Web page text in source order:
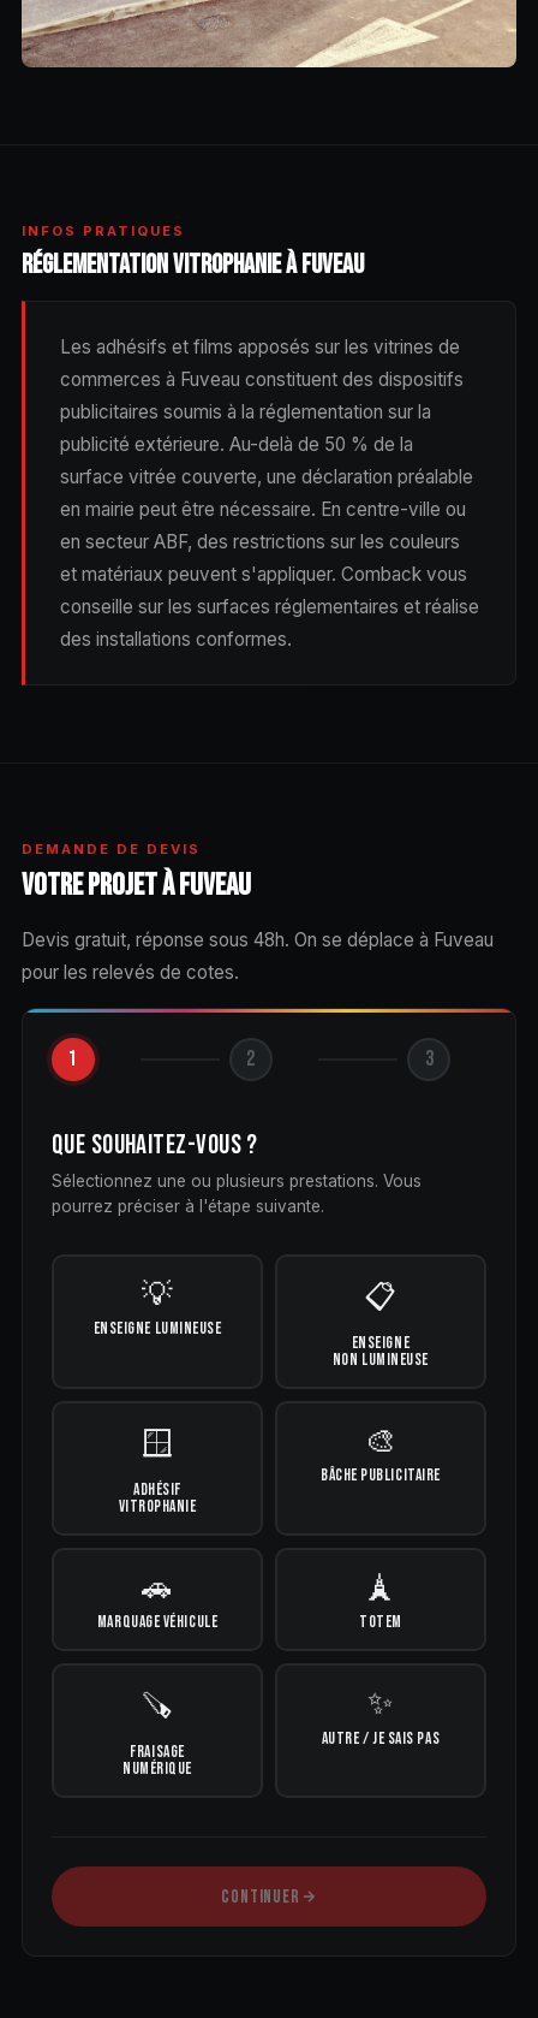
INFOS PRATIQUES
RÉGLEMENTATION VITROPHANIE À FUVEAU
Les adhésifs et films apposés sur les vitrines de
commerces à Fuveau constituent des dispositifs
publicitaires soumis à la réglementation sur la
publicité extérieure. Au-delà de 50 % de la
surface vitrée couverte, une déclaration préalable
en mairie peut être nécessaire. En centre-ville ou
en secteur ABF, des restrictions sur les couleurs
et matériaux peuvent s'appliquer. Comback vous
conseille sur les surfaces réglementaires et réalise
des installations conformes.
DEMANDE DE DEVIS
VOTRE PROJET À FUVEAU
Devis gratuit, réponse sous 48h. On se déplace à Fuveau
pour les relevés de cotes.
1 2 3
QUE SOUHAITEZ-VOUS ?
Sélectionnez une ou plusieurs prestations. Vous
pourrez préciser à l'étape suivante.
💡
ENSEIGNE LUMINEUSE
📋
ENSEIGNE
NON LUMINEUSE
🪟
ADHÉSIF
VITROPHANIE
🎨
BÂCHE PUBLICITAIRE
🚗
MARQUAGE VÉHICULE
🗼
TOTEM
🪚
FRAISAGE
NUMÉRIQUE
✨
AUTRE / JE SAIS PAS
CONTINUER